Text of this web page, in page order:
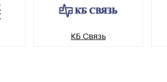
КБ Связь